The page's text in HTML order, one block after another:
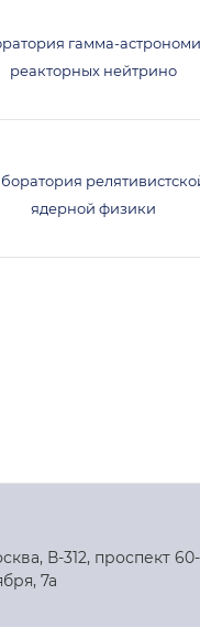
гамма-
реакторных нейтрино
ядерной физики
В-312, проспект
7а